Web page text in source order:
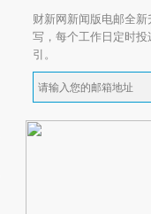
财新网新闻版电邮全
写，每个工作日定时
引。